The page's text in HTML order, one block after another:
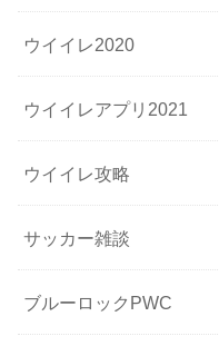
ウイイレ2020
ウイイレアプリ2021
ウイイレ攻略
サッカー雑談
ブルーロックPWC